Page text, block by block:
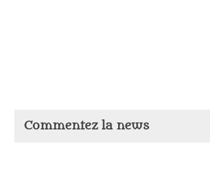
Commentez la news